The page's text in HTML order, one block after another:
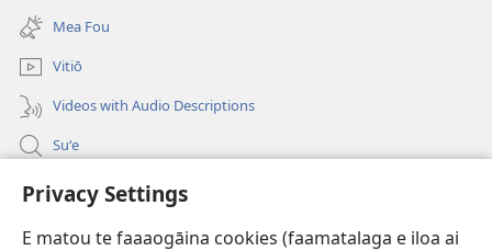
Privacy Settings
E matou te faaaogāina cookies (faamatalaga e iloa ai
polokalame)
se
isi
polokalame)
Mea Fou
Vitiō
Videos with Audio Descriptions
Suʻe
Faamatalaga mo Ofisa o le Malo